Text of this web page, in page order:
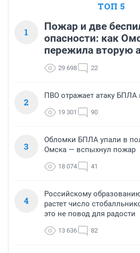
ТОП 5
1
Пожар и две
опасности: как
пережила вторую
29 698 22
2
ПВО отражает атаку БПЛА
19 301 90
3
Обломки БПЛА упали в
Омска — вспыхнул пожар
18 074 41
4
Российскому
растет число
это не повод для радости
13 636 82